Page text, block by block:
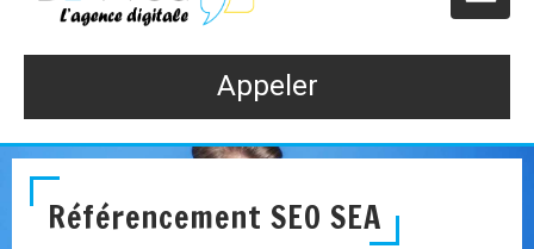
Appeler
Référencement SEO SEA